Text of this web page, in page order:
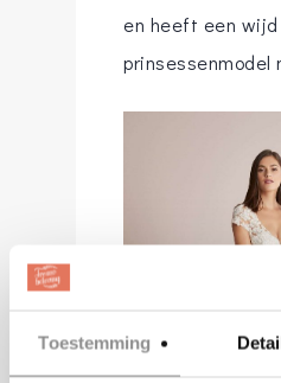
Toestemming
en heeft een wijd
prinsessenmodel